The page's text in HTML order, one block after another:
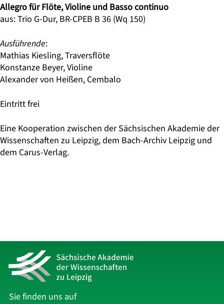
Allegro für Flöte, Violine und Basso continuo
aus: Trio G-Dur, BR-CPEB B 36 (Wq 150)
Ausführende:
Mathias Kiesling, Traversflöte
Konstanze Beyer, Violine
Alexander von Heißen, Cembalo
Eintritt frei
Eine Kooperation zwischen der Sächsischen Akademie der
Wissenschaften zu Leipzig, dem Bach-Archiv Leipzig und
dem Carus-Verlag.
Sie finden uns auf